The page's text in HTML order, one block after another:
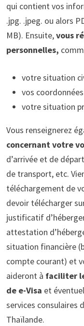
qui contient vos
.jpg. .jpeg. ou alors
MB). Ensuite,vous
personnelles,
votre situation
vos
votre situation
Vous renseignerez
concernant votre
d’arrivée et de
de transport, etc.
téléchargement de
devoir télécharger
justificatif
attestation
situation financière
compte courant) et
aideront à faciliter
de e-Visa et
services consulaires
Thaïlande.